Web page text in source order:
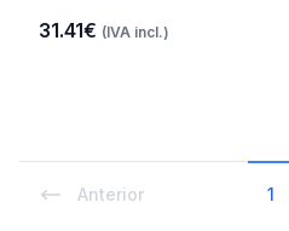
31.41€ (IVA incl.)
Anterior 1